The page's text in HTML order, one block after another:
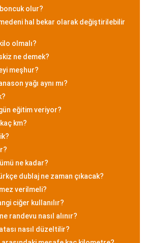
olur?
hal bekar olarak değiştirilebilir
olmalı?
ne demek?
meşhur?
yağı aynı mı?
eğitim veriyor?
km?
ne kadar?
dublaj ne zaman çıkacak?
verilmeli?
ciğer kullanılır?
randevu nasıl alınır?
nasıl düzeltilir?